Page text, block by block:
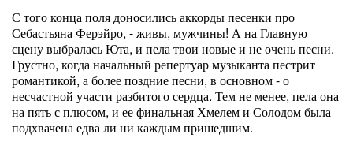
С того конца поля доносились аккорды песенки про
Себастьяна Ферэйро, - живы, мужчины! А на Главную
сцену выбралась Юта, и пела твои новые и не очень песни.
Грустно, когда начальный репертуар музыканта пестрит
романтикой, а более поздние песни, в основном - о
несчастной участи разбитого сердца. Тем не менее, пела она
на пять с плюсом, и ее финальная Хмелем и Солодом была
подхвачена едва ли ни каждым пришедшим.